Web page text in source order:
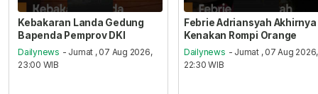
Kebakaran Landa Gedung
Bapenda Pemprov DKI
Dailynews - Jumat , 07 Aug 2026,
23:00 WIB
Febrie Adriansyah Akhirnya
Kenakan Rompi Orange
Dailynews - Jumat , 07 Aug 2026,
22:30 WIB